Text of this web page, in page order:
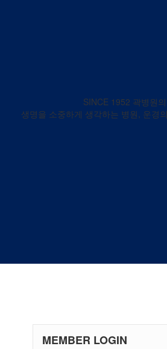
SINCE 1952 곽병원
생명을 소중하게 생각하는 병원, 운경
MEMBER LOGIN